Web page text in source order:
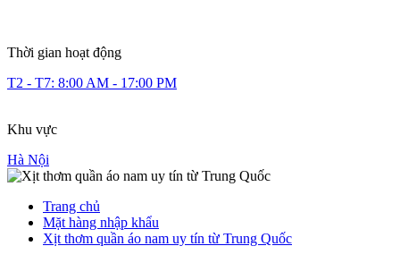
Thời gian hoạt động
T2 - T7: 8:00 AM - 17:00 PM
Khu vực
Hà Nội
Trang chủ
Mặt hàng nhập khẩu
Xịt thơm quần áo nam uy tín từ Trung Quốc